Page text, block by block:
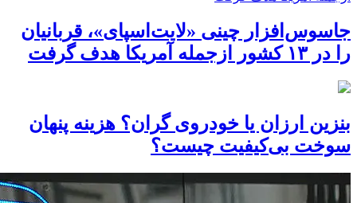
جاسوس‌افزار چینی «لایت‌اسپای»، قربانیان
را در ۱۳ کشور ازجمله آمریکا هدف گرفت
بنزین ارزان یا خودروی گران؟ هزینه پنهان
سوخت بی‌کیفیت چیست؟